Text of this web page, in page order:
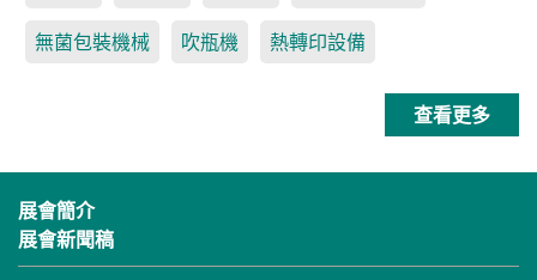
無菌包裝機械 吹瓶機 熱轉印設備
查看更多
展會簡介
展會新聞稿